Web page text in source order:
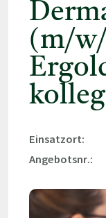
(m/
Einsatzort:
Angebotsnr.: